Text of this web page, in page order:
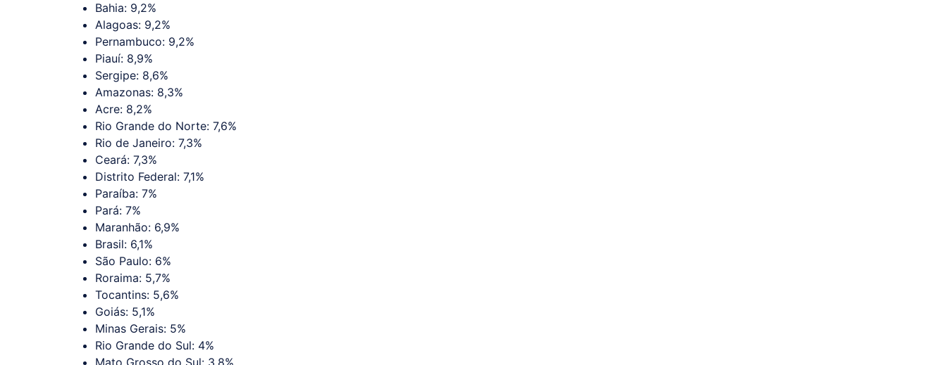
Bahia: 9,2%
Alagoas: 9,2%
Pernambuco: 9,2%
Piauí: 8,9%
Sergipe: 8,6%
Amazonas: 8,3%
Acre: 8,2%
Rio Grande do Norte: 7,6%
Rio de Janeiro: 7,3%
Ceará: 7,3%
Distrito Federal: 7,1%
Paraíba: 7%
Pará: 7%
Maranhão: 6,9%
Brasil: 6,1%
São Paulo: 6%
Roraima: 5,7%
Tocantins: 5,6%
Goiás: 5,1%
Minas Gerais: 5%
Rio Grande do Sul: 4%